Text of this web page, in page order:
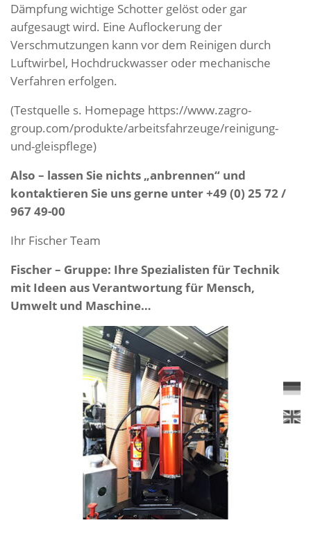
Dämpfung wichtige Schotter gelöst oder gar
aufgesaugt wird. Eine Auflockerung der
Verschmutzungen kann vor dem Reinigen durch
Luftwirbel, Hochdruckwasser oder mechanische
Verfahren erfolgen.
(Testquelle s. Homepage https://www.zagro-
group.com/produkte/arbeitsfahrzeuge/reinigung-
und-gleispflege)
Also – lassen Sie nichts „anbrennen“ und
kontaktieren Sie uns gerne unter +49 (0) 25 72 /
967 49-00
Ihr Fischer Team
Fischer – Gruppe: Ihre Spezialisten für Technik
mit Ideen aus Verantwortung für Mensch,
Umwelt und Maschine…